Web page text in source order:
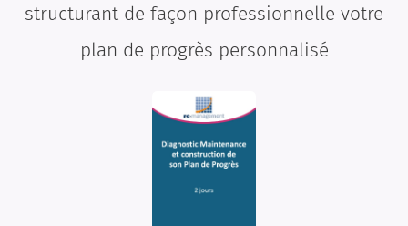
structurant de façon professionnelle votre
plan de progrès personnalisé